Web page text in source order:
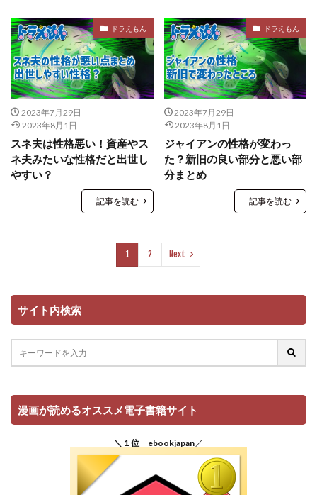
ドラえもん
2023年7月29日
2023年8月1日
スネ夫は性格悪い！資産やス
ネ夫みたいな性格だと出世し
やすい？
記事を読む
ドラえもん
2023年7月29日
2023年8月1日
ジャイアンの性格が変わっ
た？新旧の良い部分と悪い部
分まとめ
記事を読む
1 2 Next
サイト内検索
漫画が読めるオススメ電子書籍サイト
＼１位 ebookjapan ／